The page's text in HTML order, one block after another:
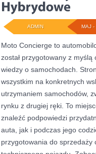
MAJ -
ADMIN
Moto Concierge to
został przygotowany z
wiedzy o samochodach.
wszystkim na konkretnych
utrzymaniem samochodów,
rynku z drugiej ręki. To
znaleźć podpowiedzi
auta, jak i podczas jego
przygotowania do sprzedaży